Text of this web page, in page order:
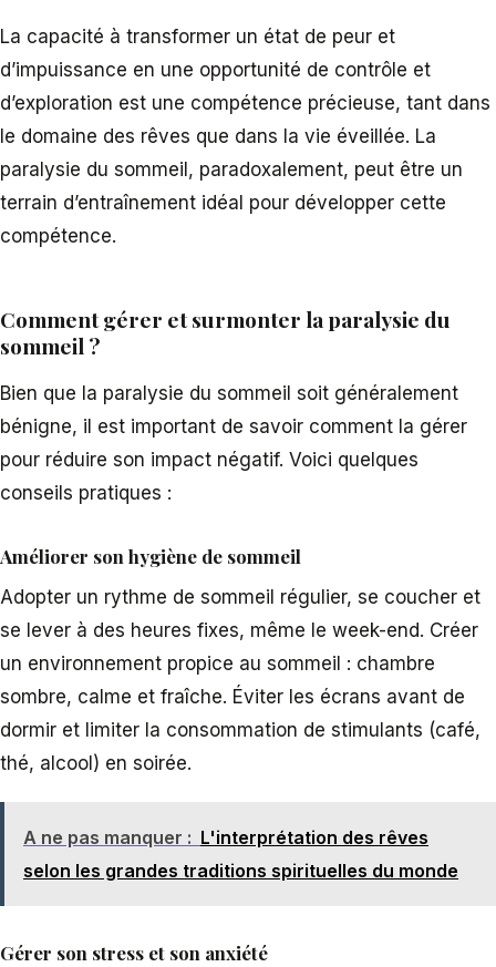
La capacité à transformer un état de peur et
d’impuissance en une opportunité de contrôle et
d’exploration est une compétence précieuse, tant dans
le domaine des rêves que dans la vie éveillée. La
paralysie du sommeil, paradoxalement, peut être un
terrain d’entraînement idéal pour développer cette
compétence.
Comment gérer et surmonter la paralysie du
sommeil ?
Bien que la paralysie du sommeil soit généralement
bénigne, il est important de savoir comment la gérer
pour réduire son impact négatif. Voici quelques
conseils pratiques :
Améliorer son hygiène de sommeil
Adopter un rythme de sommeil régulier, se coucher et
se lever à des heures fixes, même le week-end. Créer
un environnement propice au sommeil : chambre
sombre, calme et fraîche. Éviter les écrans avant de
dormir et limiter la consommation de stimulants (café,
thé, alcool) en soirée.
A ne pas manquer : L'interprétation des rêves
selon les grandes traditions spirituelles du monde
Gérer son stress et son anxiété